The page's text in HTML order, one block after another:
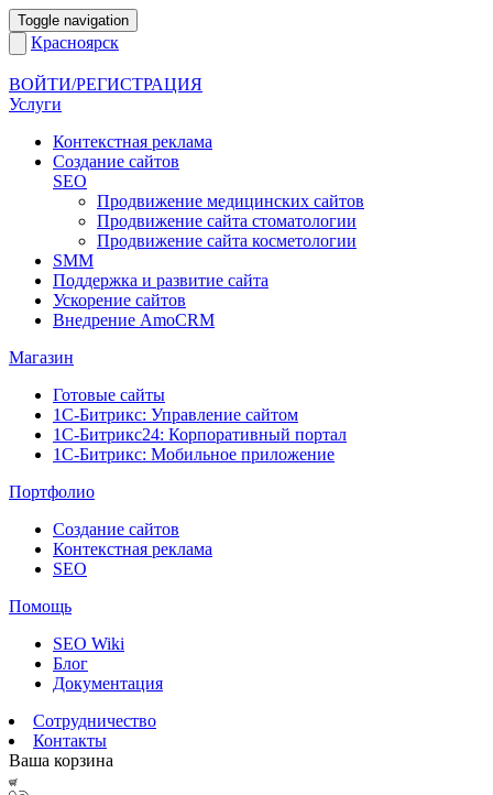
Toggle navigation
Красноярск
ВОЙТИ/РЕГИСТРАЦИЯ
Услуги
Контекстная реклама
Создание сайтов
SEO
Продвижение медицинских сайтов
Продвижение сайта стоматологии
Продвижение сайта косметологии
SMM
Поддержка и развитие сайта
Ускорение сайтов
Внедрение AmoCRM
Магазин
Готовые сайты
1С-Битрикс: Управление сайтом
1С-Битрикс24: Корпоративный портал
1С-Битрикс: Мобильное приложение
Портфолио
Создание сайтов
Контекстная реклама
SEO
Помощь
SEO Wiki
Блог
Документация
Сотрудничество
Контакты
Ваша корзина